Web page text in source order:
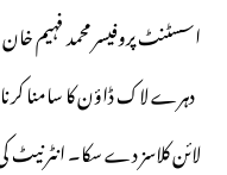
اسسٹنٹ پروفیسر محمد فہیم
دہرے لاک ڈاؤن کا سامنا کرنا
لائن کلاسز دے سکا۔